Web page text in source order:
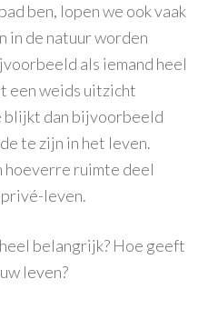
ben, lopen we ook vaak
in de natuur worden
als iemand heel
een weids uitzicht
blijkt dan bijvoorbeeld
te zijn in het leven.
hoeverre ruimte deel
leven.
belangrijk? Hoe geeft
leven?